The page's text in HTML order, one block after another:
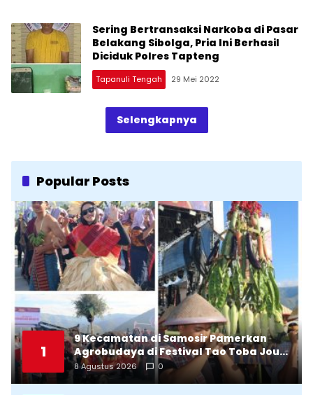
Sering Bertransaksi Narkoba di Pasar
Belakang Sibolga, Pria Ini Berhasil
Diciduk Polres Tapteng
Tapanuli Tengah 29 Mei 2022
Selengkapnya
Popular Posts
1
9 Kecamatan di Samosir Pamerkan
Agrobudaya di Festival Tao Toba Jou-
Jou 2026: Membranding Produk Lokal
agar Terkenal
8 Agustus 2026 0